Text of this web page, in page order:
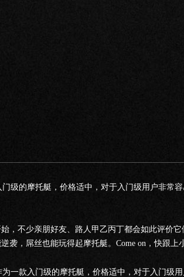
门级的摩托艇，价格适中，对于入门级用户非常
，不少亲朋好友、路人甲乙丙丁都会如此评价
袭，屌丝也能玩得起摩托艇。Come on，快跟上
为一款入门级的摩托艇，价格适中，对于入门级